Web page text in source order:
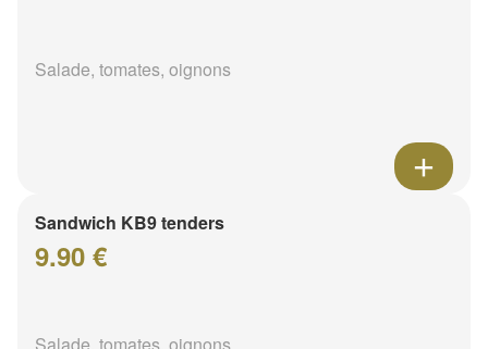
Salade, tomates, oignons
Sandwich KB9 tenders
9.90 €
Salade, tomates, oignons